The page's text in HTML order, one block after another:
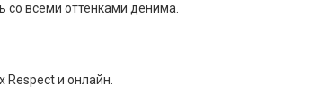
со всеми оттенками денима.
Respect и онлайн.